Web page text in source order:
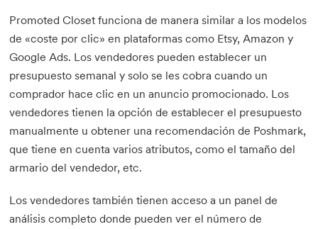
Promoted Closet funciona de manera similar a los modelos
de «coste por clic» en plataformas como Etsy, Amazon y
Google Ads. Los vendedores pueden establecer un
presupuesto semanal y solo se les cobra cuando un
comprador hace clic en un anuncio promocionado. Los
vendedores tienen la opción de establecer el presupuesto
manualmente u obtener una recomendación de Poshmark,
que tiene en cuenta varios atributos, como el tamaño del
armario del vendedor, etc.
Los vendedores también tienen acceso a un panel de
análisis completo donde pueden ver el número de